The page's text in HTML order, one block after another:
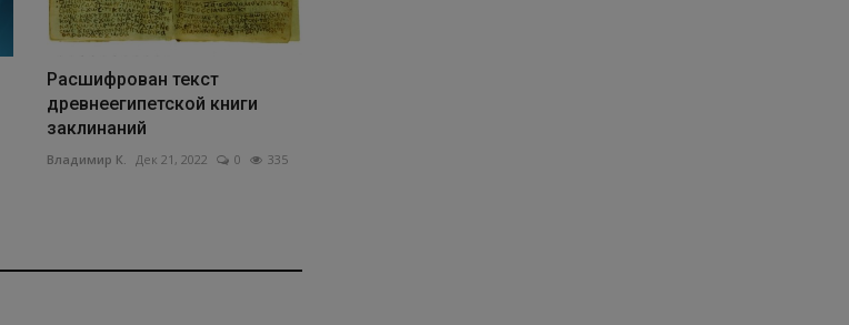
Расшифрован текст
древнеегипетской книги
заклинаний
Владимир К. Дек 21, 2022 0 335